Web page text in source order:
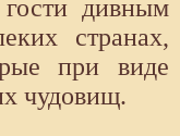
дивным
странах,
при виде
чудовищ.